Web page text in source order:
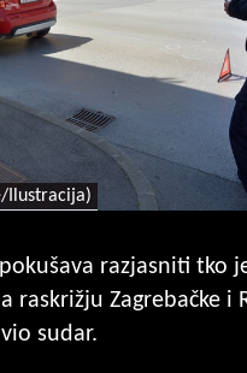
Ilustracija)
razjasniti tko
raskrižju Zagrebačke i
sudar.